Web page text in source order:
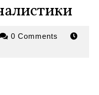
0 Comments